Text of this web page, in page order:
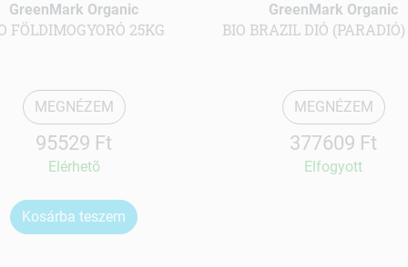
GreenMark Organic
FÖLDIMOGYORÓ 25KG
MEGNÉZEM
95529 Ft
Elérhetõ
Kosárba teszem
GreenMark Organic
BIO BRAZIL DIÓ
MEGNÉZEM
377609 Ft
Elfogyott